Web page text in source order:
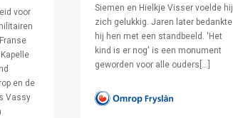
voor
en de
Vassy
Siemen en Hielkje Visser voelde hij
zich gelukkig. Jaren later bedankte
hij hen met een standbeeld. 'Het
kind is er nog' is een monument
geworden voor alle ouders[…]